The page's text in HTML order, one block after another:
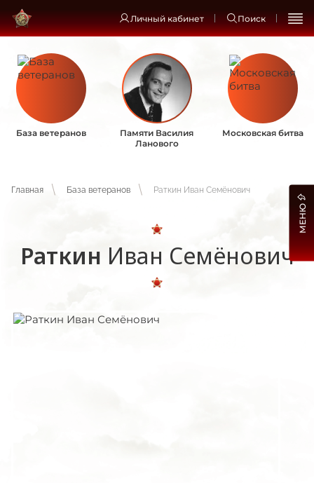
Личный кабинет Поиск
База ветеранов
Памяти Василия
Ланового
Московская битва
Главная База ветеранов Раткин Иван Семёнович
Раткин Иван Семёнович
МЕНЮ